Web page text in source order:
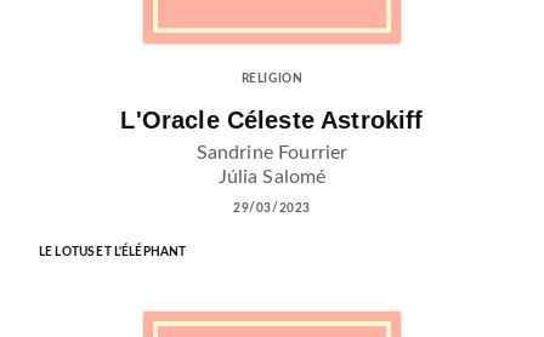
RELIGION
L'Oracle Céleste Astrokiff
Sandrine Fourrier
Júlia Salomé
29/03/2023
LE LOTUS ET L'ÉLÉPHANT